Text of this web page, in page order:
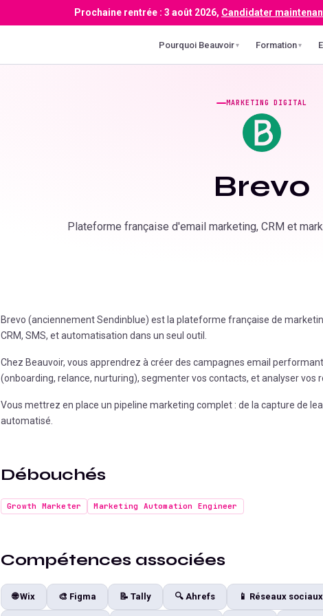
Prochaine rentrée : 3 août 2026, Candidater
Pourquoi Beauvoir ▾ Formation ▾
MARKETING DIGITAL
Brevo
Plateforme française d'email marketing, CRM et
Brevo (anciennement Sendinblue) est la plateforme française de
CRM, SMS, et automatisation dans un seul outil.
Chez Beauvoir, vous apprendrez à créer des campagnes email
(onboarding, relance, nurturing), segmenter vos contacts, et analyser vos
Vous mettrez en place un pipeline marketing complet : de la capture de
automatisé.
Débouchés
Growth Marketer Marketing Automation Engineer
Compétences associées
🌐 Wix 🎨 Figma 📝 Tally 🔍 Ahrefs 📱 Réseaux sociaux